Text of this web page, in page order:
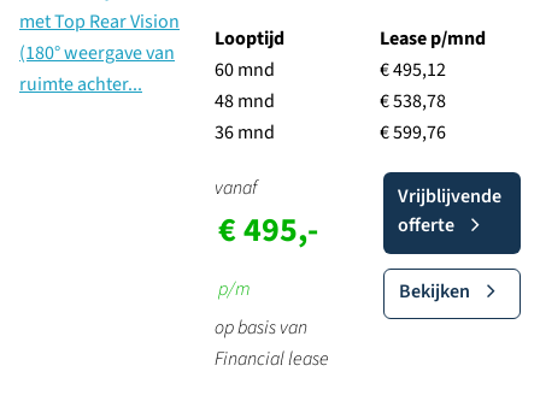
Looptijd
60 mnd
48 mnd
36 mnd
Lease p/mnd
€ 495,12
€ 538,78
€ 599,76
vanaf
€ 495,-
p/m
op basis van
Financial lease
Vrijblijvende
offerte
Bekijken